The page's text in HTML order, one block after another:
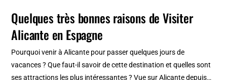
euros
près
de
Porto:
Histoire,
Quelques très bonnes raisons de Visiter
Alicante en Espagne
Pourquoi venir à Alicante pour passer quelques jours de
vacances ? Que faut-il savoir de cette destination et quelles sont
ses attractions les plus intéressantes ? Vue sur Alicante depuis…